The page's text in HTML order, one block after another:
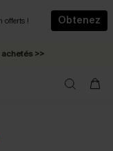
offerts !
Obtenez
>>
>>